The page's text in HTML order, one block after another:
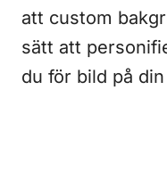
att custom
sätt att
du för bild på